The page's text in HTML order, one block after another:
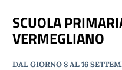
SCUOLA
VERMEGLIANO
DAL GIORNO 8 AL 16